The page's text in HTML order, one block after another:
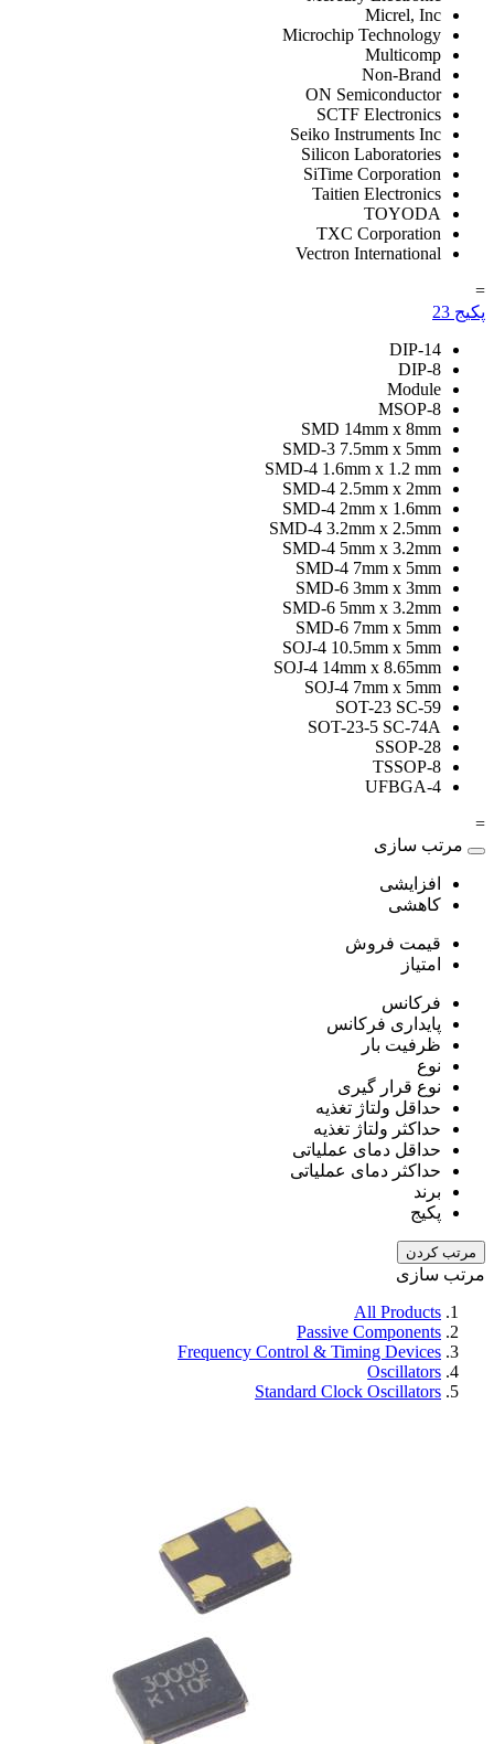
Micrel, Inc
Microchip Technology
Multicomp
Non-Brand
ON Semiconductor
SCTF Electronics
Seiko Instruments Inc
Silicon Laboratories
SiTime Corporation
Taitien Electronics
TOYODA
TXC Corporation
Vectron International
=
پکیج 23
DIP-14
DIP-8
Module
MSOP-8
SMD 14mm x 8mm
SMD-3 7.5mm x 5mm
SMD-4 1.6mm x 1.2 mm
SMD-4 2.5mm x 2mm
SMD-4 2mm x 1.6mm
SMD-4 3.2mm x 2.5mm
SMD-4 5mm x 3.2mm
SMD-4 7mm x 5mm
SMD-6 3mm x 3mm
SMD-6 5mm x 3.2mm
SMD-6 7mm x 5mm
SOJ-4 10.5mm x 5mm
SOJ-4 14mm x 8.65mm
SOJ-4 7mm x 5mm
SOT-23 SC-59
SOT-23-5 SC-74A
SSOP-28
TSSOP-8
UFBGA-4
=
مرتب سازی
افزایشی
کاهشی
قیمت فروش
امتیاز
فرکانس
پایداری فرکانس
ظرفیت بار
نوع
نوع قرار گیری
حداقل ولتاژ تغذیه
حداکثر ولتاژ تغذیه
حداقل دمای عملیاتی
حداکثر دمای عملیاتی
برند
پکیج
مرتب کردن
مرتب سازی
All Products
Passive Components
Frequency Control & Timing Devices
Oscillators
Standard Clock Oscillators